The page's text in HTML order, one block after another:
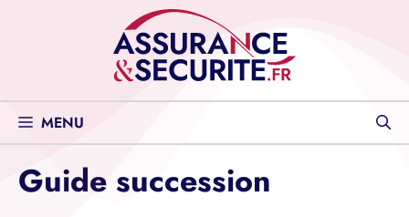
MENU
Guide succession